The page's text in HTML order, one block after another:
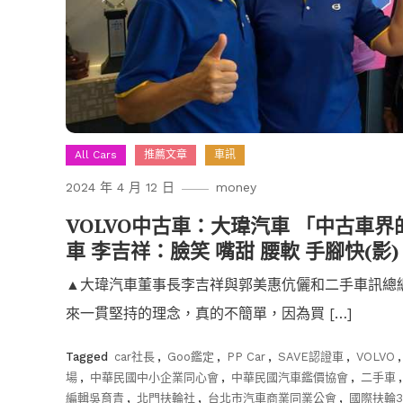
All Cars 推薦文章 車訊
2024 年 4 月 12 日 money
VOLVO中古車：大瑋汽車 「中古車
車 李吉祥：臉笑 嘴甜 腰軟 手腳快(影)
▲大瑋汽車董事長李吉祥與郭美惠伉儷和二手車訊
來一貫堅持的理念，真的不簡單，因為買 […]
Tagged car社長 , Goo鑑定 , PP Car , SAVE認證車 , VOLVO ,
場 , 中華民國中小企業同心會 , 中華民國汽車鑑價協會 , 二手車 ,
編輯吳育青 , 北門扶輪社 , 台北市汽車商業同業公會 , 國際扶輪